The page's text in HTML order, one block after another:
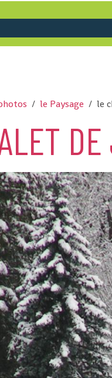
le Paysage le